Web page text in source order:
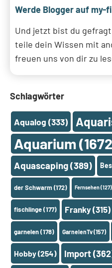
Werde Blogger auf my-
Und jetzt bist du
teile dein Wissen mit
freuen uns von dir zu
Schlagwörter
Aqualog (333)
Aquarium
Aquascaping(389)
der Schwarm(172) Fernsehen(127)
fischlinge(177) Franky(315)
garnelen(178) GarnelenTv(157)
Hobby(254) Import